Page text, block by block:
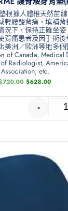
根據人體椎天然苗
輕腰酸背痛，填補
況下，保持正確坐
背痛患者及因手術
美洲／歐洲等地多個
of Canada, Medical
Radiologist,
Association, etc.
720.00 $628.00
-